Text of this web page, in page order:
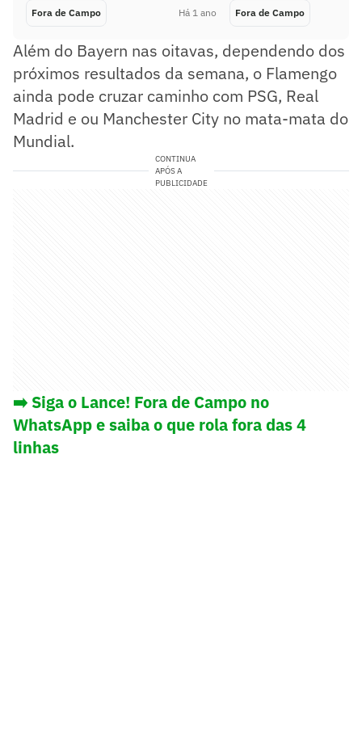
Fora de Campo Há 1 ano Fora de Campo
Além do Bayern nas oitavas, dependendo dos
próximos resultados da semana, o Flamengo
ainda pode cruzar caminho com PSG, Real
Madrid e ou Manchester City no mata-mata do
Mundial.
CONTINUA
APÓS A
PUBLICIDADE
➡️ Siga o Lance! Fora de Campo no
WhatsApp e saiba o que rola fora das 4
linhas